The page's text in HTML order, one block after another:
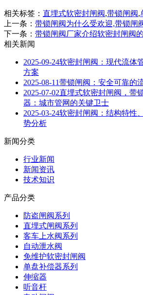
相关标签： 直埋式软密封闸阀,带锁闸阀,
上一条： 带锁闸阀为什么受欢迎,带锁闸
下一条： 带锁闸阀厂家介绍软密封闸阀
相关新闻
2025-09-24软密封闸阀：现代流体
方案
2025-08-11带锁闸阀：安全可靠的
2025-07-02直埋式软密封闸阀，带
器：城市管网的关键卫士
2025-03-24软密封闸阀：结构特性
势分析
新闻分类
行业新闻
新闻资讯
技术知识
产品分类
防盗闸阀系列
直埋式闸阀系列
客车上水阀系列
自动泄水阀
免维护软密封闸阀
单盘补偿器系列
伸缩器
听音杆